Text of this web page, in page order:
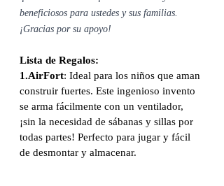
beneficiosos para ustedes y sus familias.
¡Gracias por su apoyo!
Lista de Regalos:
1.AirFort: Ideal para los niños que aman
construir fuertes. Este ingenioso invento
se arma fácilmente con un ventilador,
¡sin la necesidad de sábanas y sillas por
todas partes! Perfecto para jugar y fácil
de desmontar y almacenar.